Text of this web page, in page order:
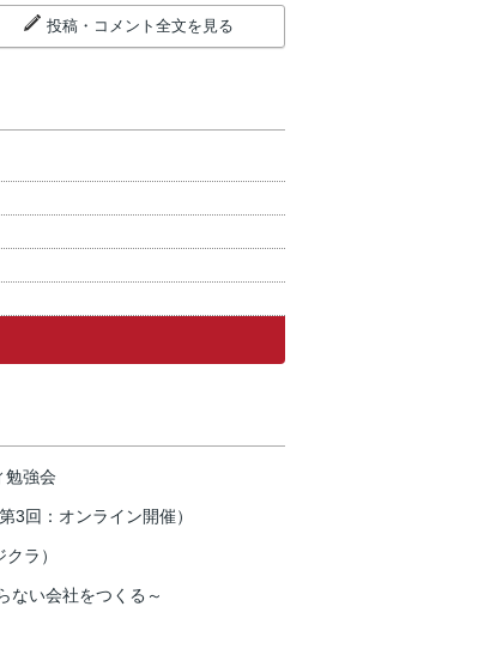
投稿・コメント全文を見る
勉強会
3回：オンライン開催）
ラ）
ない会社をつくる～